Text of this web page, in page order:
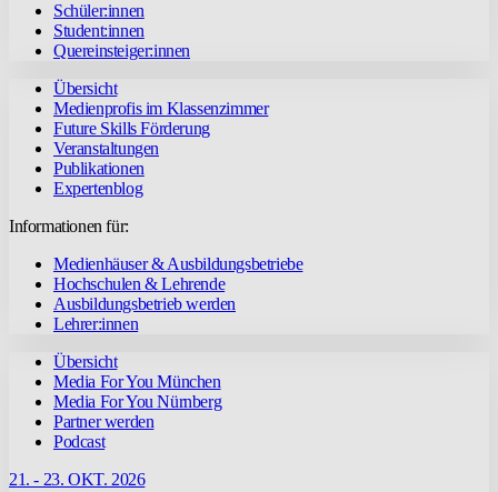
Schüler:innen
Student:innen
Quereinsteiger:innen
Übersicht
Medienprofis im Klassenzimmer
Future Skills Förderung
Veranstaltungen
Publikationen
Expertenblog
Informationen für:
Medienhäuser & Ausbildungsbetriebe
Hochschulen & Lehrende
Ausbildungsbetrieb werden
Lehrer:innen
Übersicht
Media For You München
Media For You Nürnberg
Partner werden
Podcast
21. - 23. OKT. 2026